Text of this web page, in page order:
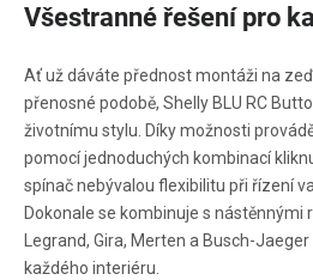
Všestranné řešení pro
Ať už dáváte přednost montáži na
přenosné podobě, Shelly BLU RC
životnímu stylu. Díky možnosti
pomocí jednoduchých kombinací
spínač nebývalou flexibilitu při řízení
Dokonale se kombinuje s nástěnnými
Legrand, Gira, Merten a Busch-
každého interiéru.